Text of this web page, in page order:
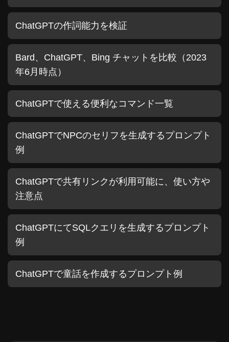
ChatGPTの作詞能力を検証
Bard、ChatGPT、Bing チャットを比較（2023
年6月時点）
ChatGPTで使える便利なコマンド一覧
ChatGPTでNPCのセリフを生成するプロンプト
例
ChatGPTで共有リンクが利用可能に、使い方や
注意点
ChatGPTにてSQLクエリを生成するプロンプト
例
ChatGPTで童話を作成するプロンプト例